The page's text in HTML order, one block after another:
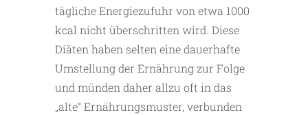
tägliche Energiezufuhr von etwa 1000
kcal nicht überschritten wird. Diese
Diäten haben selten eine dauerhafte
Umstellung der Ernährung zur Folge
und münden daher allzu oft in das
„alte“ Ernährungsmuster, verbunden